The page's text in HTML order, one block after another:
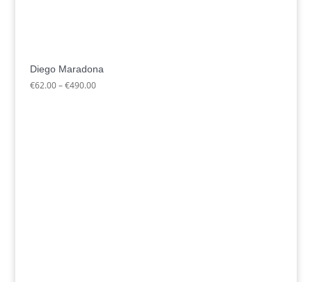
Diego Maradona
€62.00 –€490.00Preisspanne: